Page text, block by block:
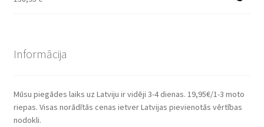
Informācija
Mūsu piegādes laiks uz Latviju ir vidēji 3-4 dienas. 19,95€/1-3 moto
riepas. Visas norādītās cenas ietver Latvijas pievienotās vērtības
nodokli.